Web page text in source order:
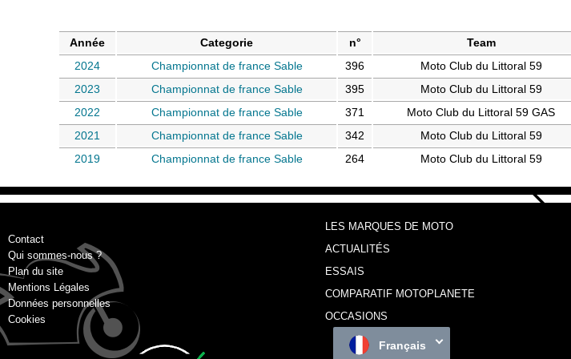
Année Categorie n° Team
2024
Championnat de france Sable 396 Moto Club du Littoral 59
2023
Championnat de france Sable 395 Moto Club du Littoral 59
2022
Championnat de france Sable 371 Moto Club du Littoral 59 GAS
2021
Championnat de france Sable 342
Moto Club du Littoral 59
2019
Championnat de france Sable 264 Moto Club du Littoral 59
Contact
Qui sommes-nous ?
Plan du site
Mentions Légales
Données personnelles
Cookies
LES MARQUES DE MOTO
ACTUALITÉS
ESSAIS
COMPARATIF MOTOPLANETE
OCCASIONS
Français